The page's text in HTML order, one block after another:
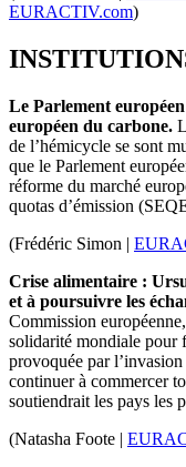
EURACTIV.com)
Le Parlement
européen du carbone.
de l’hémicycle se sont
que le Parlement
réforme du marché
quotas d’émission
(Frédéric Simon |
Crise alimentaire :
et à poursuivre les
Commission
solidarité mondiale pour
provoquée par
continuer à commercer
soutiendrait les pays les
(Natasha Foote |